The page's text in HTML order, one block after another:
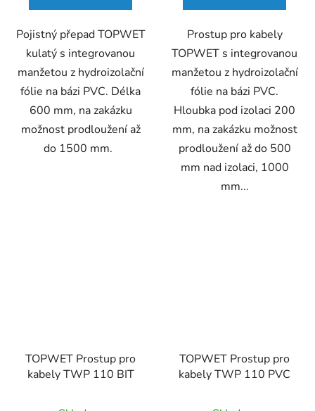
Pojistný přepad TOPWET
kulatý s integrovanou
manžetou z hydroizolační
fólie na bázi PVC. Délka
600 mm, na zakázku
možnost prodloužení až
do 1500 mm.
Prostup pro kabely
TOPWET s integrovanou
manžetou z hydroizolační
fólie na bázi PVC.
Hloubka pod izolaci 200
mm, na zakázku možnost
prodloužení až do 500
mm nad izolaci, 1000
mm...
TOPWET Prostup pro
kabely TWP 110 BIT
TOPWET Prostup pro
kabely TWP 110 PVC